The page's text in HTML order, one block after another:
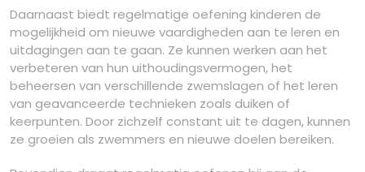
Daarnaast biedt regelmatige oefening kinderen de
mogelijkheid om nieuwe vaardigheden aan te leren en
uitdagingen aan te gaan. Ze kunnen werken aan het
verbeteren van hun uithoudingsvermogen, het
beheersen van verschillende zwemslagen of het leren
van geavanceerde technieken zoals duiken of
keerpunten. Door zichzelf constant uit te dagen, kunnen
ze groeien als zwemmers en nieuwe doelen bereiken.